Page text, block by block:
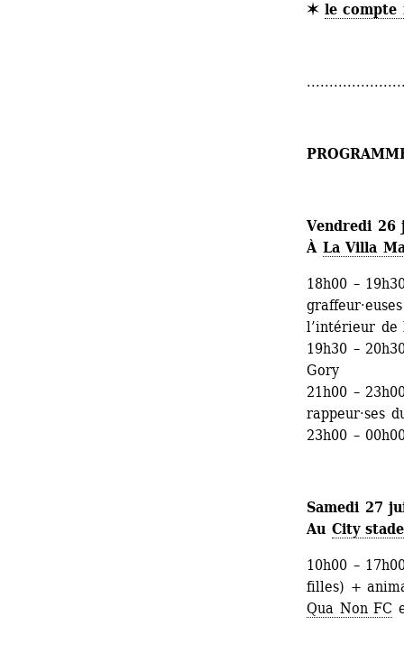
✶ le compte
Vendredi
À La Villa
18h00 –
l’intérieur
19h30 –
Gory
21h00 –
rappeur·ses
23h00 –
Samedi 27
Au City stade
10h00 –
filles) +
Qua Non FC